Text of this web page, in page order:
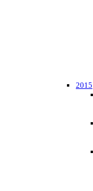
2015